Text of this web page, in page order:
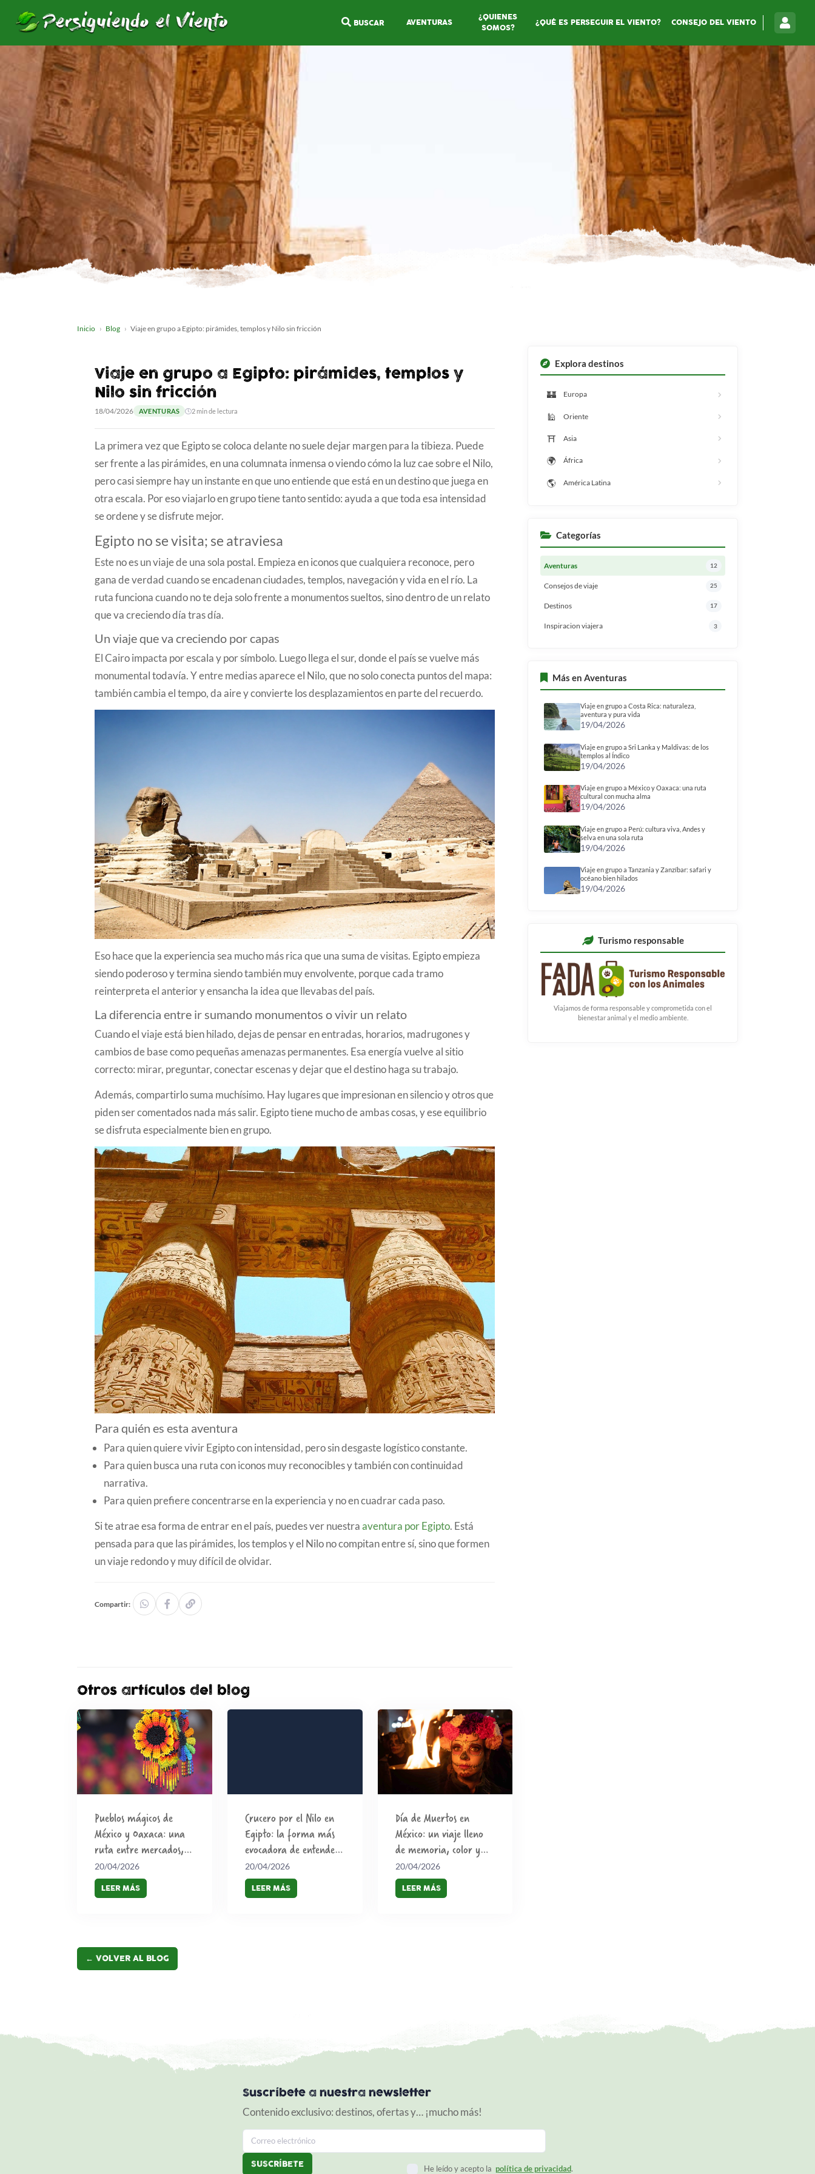
BUSCAR AVENTURAS
¿QUIENES
SOMOS?
¿QUÉ ES PERSEGUIR EL VIENTO? CONSEJO DEL VIENTO
Inicio Blog Viaje en grupo a Egipto: pirámides, templos y Nilo sin fricción
Viaje en grupo a Egipto: pirámides, templos y
Nilo sin fricción
18/04/2026 AVENTURAS 2 min de lectura
La primera vez que Egipto se coloca delante no suele dejar margen para la tibieza. Puede
ser frente a las pirámides, en una columnata inmensa o viendo cómo la luz cae sobre el Nilo,
pero casi siempre hay un instante en que uno entiende que está en un destino que juega en
otra escala. Por eso viajarlo en grupo tiene tanto sentido: ayuda a que toda esa intensidad
se ordene y se disfrute mejor.
Egipto no se visita; se atraviesa
Este no es un viaje de una sola postal. Empieza en iconos que cualquiera reconoce, pero
gana de verdad cuando se encadenan ciudades, templos, navegación y vida en el río. La
ruta funciona cuando no te deja solo frente a monumentos sueltos, sino dentro de un relato
que va creciendo día tras día.
Un viaje que va creciendo por capas
El Cairo impacta por escala y por símbolo. Luego llega el sur, donde el país se vuelve más
monumental todavía. Y entre medias aparece el Nilo, que no solo conecta puntos del mapa:
también cambia el tempo, da aire y convierte los desplazamientos en parte del recuerdo.
Eso hace que la experiencia sea mucho más rica que una suma de visitas. Egipto empieza
siendo poderoso y termina siendo también muy envolvente, porque cada tramo
reinterpreta el anterior y ensancha la idea que llevabas del país.
La diferencia entre ir sumando monumentos o vivir un relato
Cuando el viaje está bien hilado, dejas de pensar en entradas, horarios, madrugones y
cambios de base como pequeñas amenazas permanentes. Esa energía vuelve al sitio
correcto: mirar, preguntar, conectar escenas y dejar que el destino haga su trabajo.
Además, compartirlo suma muchísimo. Hay lugares que impresionan en silencio y otros que
piden ser comentados nada más salir. Egipto tiene mucho de ambas cosas, y ese equilibrio
se disfruta especialmente bien en grupo.
Para quién es esta aventura
Para quien quiere vivir Egipto con intensidad, pero sin desgaste logístico constante.
Para quien busca una ruta con iconos muy reconocibles y también con continuidad
narrativa.
Para quien prefiere concentrarse en la experiencia y no en cuadrar cada paso.
Si te atrae esa forma de entrar en el país, puedes ver nuestraaventura por Egipto. Está
pensada para que las pirámides, los templos y el Nilo no compitan entre sí, sino que formen
un viaje redondo y muy difícil de olvidar.
Compartir:
Otros artículos del blog
Pueblos mágicos de
México y Oaxaca: una
ruta entre mercados,
artesanía y color
20/04/2026
LEER MÁS
Crucero por el Nilo en
Egipto: la forma más
evocadora de entender
el viaje
20/04/2026
LEER MÁS
Día de Muertos en
México: un viaje lleno
de memoria, color y
vida
20/04/2026
LEER MÁS
← VOLVER AL BLOG
Explora destinos
🏰 Europa
🕌 Oriente
⛩️ Asia
🌍 África
🌎 América Latina
Categorías
Aventuras 12
Consejos de viaje 25
Destinos 17
Inspiracion viajera 3
Más en Aventuras
Viaje en grupo a Costa Rica: naturaleza,
aventura y pura vida
19/04/2026
Viaje en grupo a Sri Lanka y Maldivas: de los
templos al Índico
19/04/2026
Viaje en grupo a México y Oaxaca: una ruta
cultural con mucha alma
19/04/2026
Viaje en grupo a Perú: cultura viva, Andes y
selva en una sola ruta
19/04/2026
Viaje en grupo a Tanzania y Zanzíbar: safari y
océano bien hilados
19/04/2026
Turismo responsable
Viajamos de forma responsable y comprometida con el
bienestar animal y el medio ambiente.
Suscríbete a nuestra newsletter
Contenido exclusivo: destinos, ofertas y… ¡mucho más!
He leído y acepto la política de privacidad.